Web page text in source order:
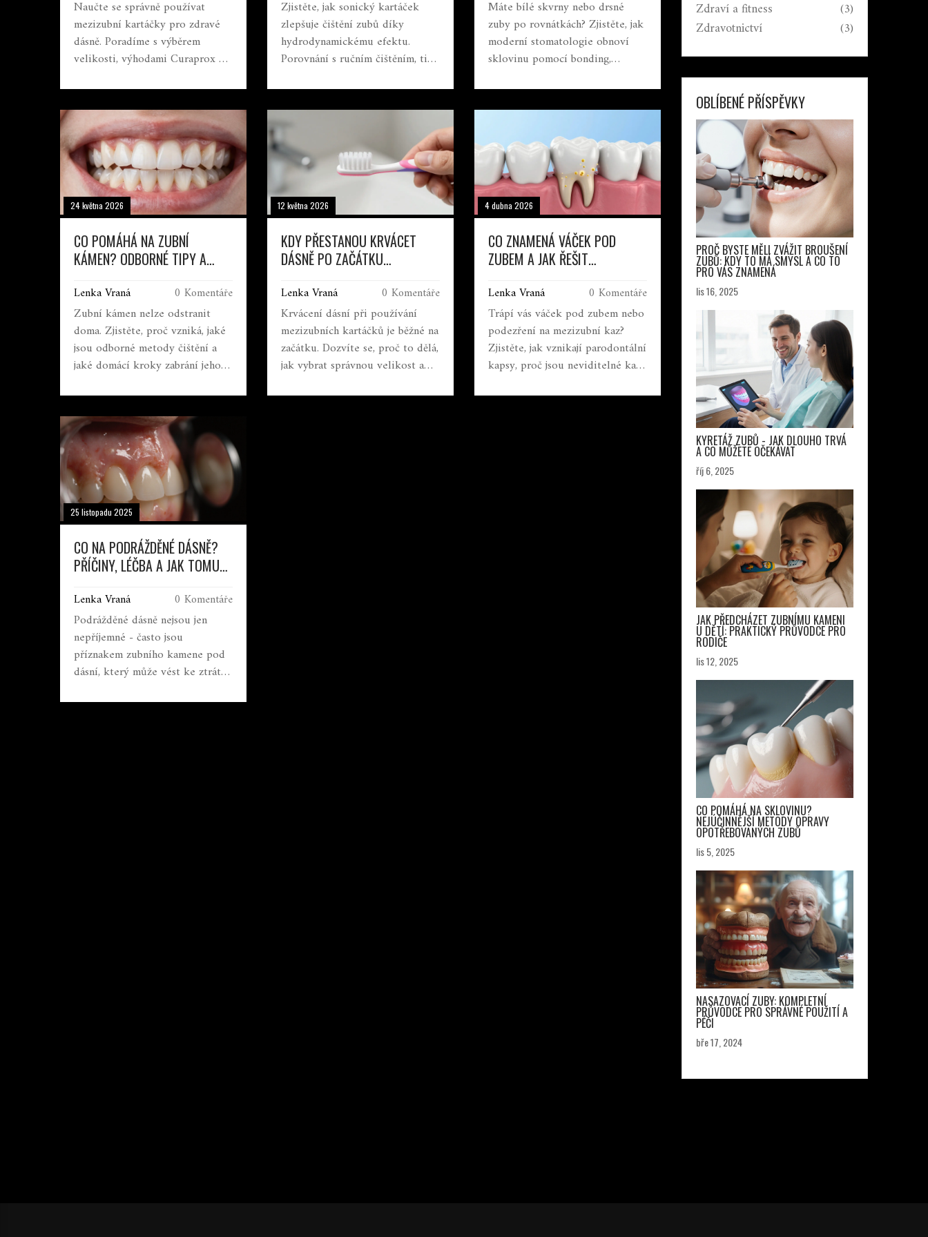
Naučte se správně používat
mezizubní kartáčky pro zdravé
dásně. Poradíme s výběrem
velikosti, výhodami Curaprox a
Zjistěte, jak sonický kartáček
zlepšuje čištění zubů díky
hydrodynamickému efektu.
Porovnání s ručním čištěním, tipy
modelu.
Máte bílé skvrny nebo drsné
zuby po rovnátkách? Zjistěte, jak
moderní stomatologie obnoví
sklovinu pomocí bonding,
Praktický průvodce pro zdravý
úsměv.
24 května 2026
CO POMÁHÁ NA ZUBNÍ
KÁMEN? ODBORNÉ TIPY A
Lenka Vraná 0 Komentáře
Zubní kámen nelze odstranit
doma. Zjistěte, proč vzniká, jaké
jsou odborné metody čištění a
jaké domácí kroky zabrání jeho
dásně.
12 května 2026
KDY PŘESTANOU KRVÁCET
DÁSNĚ PO ZAČÁTKU
KARTÁČKŮ? KOMPLETNÍ
PRŮVODCE
Lenka Vraná 0 Komentáře
Krvácení dásní při používání
mezizubních kartáčků je běžné na
začátku. Dozvíte se, proč to dělá,
jak vybrat správnou velikost a
4 dubna 2026
CO ZNAMENÁ VÁČEK POD
ZUBEM A JAK ŘEŠIT
Lenka Vraná 0 Komentáře
Trápí vás váček pod zubem nebo
podezření na mezizubní kaz?
Zjistěte, jak vznikají parodontální
kapsy, proč jsou neviditelné kazy
odstranit.
25 listopadu 2025
CO NA PODRÁŽDĚNÉ DÁSNĚ?
PŘÍČINY, LÉČBA A JAK TOMU
Lenka Vraná 0 Komentáře
Podrážděné dásně nejsou jen
nepříjemné - často jsou
příznakem zubního kamene pod
dásní, který může vést ke ztrátě
jak tomu předcházet.
Zdraví a fitness (3)
Zdravotnictví (3)
OBLÍBENÉ PŘÍSPĚVKY
PROČ BYSTE MĚLI ZVÁŽIT BROUŠENÍ
ZUBŮ: KDY TO MÁ SMYSL A CO TO
PRO VÁS ZNAMENÁ
lis 16, 2025
KYRETÁŽ ZUBŮ - JAK DLOUHO TRVÁ
A CO MŮŽETE OČEKÁVAT
říj 6, 2025
JAK PŘEDCHÁZET ZUBNÍMU KAMENI
U DĚTÍ: PRAKTICKÝ PRŮVODCE PRO
RODIČE
lis 12, 2025
CO POMÁHÁ NA SKLOVINU?
NEJÚČINNĚJŠÍ METODY OPRAVY
OPOTŘEBOVANÝCH ZUBŮ
lis 5, 2025
NASAZOVACÍ ZUBY: KOMPLETNÍ
PRŮVODCE PRO SPRÁVNÉ POUŽITÍ A
PÉČI
bře 17, 2024